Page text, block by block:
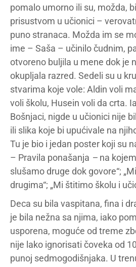
pomalo umorno ili su, možda,
prisustvom u učionici –
puno stranaca. Možda im se
ime – Saša – učinilo čudnim,
otvoreno buljila u mene dok je
okupljala razred. Sedeli su u
stvarima koje vole: Aldin voli
voli školu, Husein voli da crta.
Bošnjaci, nigde u učionici nije
ili slika koje bi upućivale na
Tu je bio i jedan poster koji su
– Pravila ponašanja – na
slušamo druge dok govore“;
drugima“; „Mi štitimo školu i
Deca su bila vaspitana, fina i
je bila nežna sa njima, iako
usporena, moguće od treme
nije lako ignorisati čoveka od
punoj sedmogodišnjaka. U